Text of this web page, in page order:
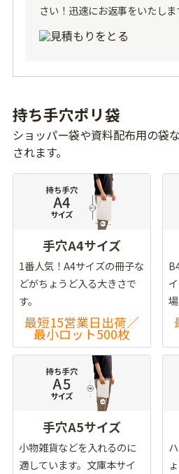
さい！迅速にお返事をいたしま
持ち手穴ポリ袋
ショッパー袋や資料配布用の袋
されます。
手穴A4サイズ
1番人気！A4サイズの冊子な
どがちょうど入る大きさで
す。
最短15営業日出荷／
最小ロット500枚
手穴A5サイズ
小物雑貨などを入れるのに
適しています。文庫本サイ